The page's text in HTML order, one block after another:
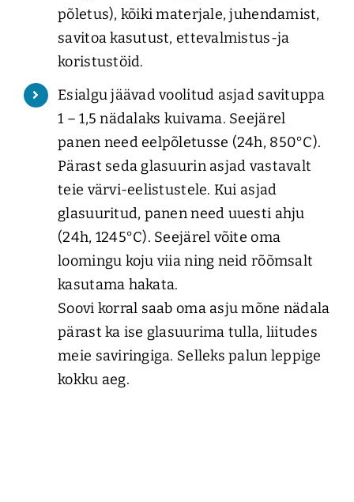
põletus), kõiki materjale, juhendamist,
savitoa kasutust, ettevalmistus-ja
koristustöid.
Esialgu jäävad voolitud asjad savituppa
1 – 1,5 nädalaks kuivama. Seejärel
panen need eelpõletusse (24h, 850°C).
Pärast seda glasuurin asjad vastavalt
teie värvi-eelistustele. Kui asjad
glasuuritud, panen need uuesti ahju
(24h, 1245°C). Seejärel võite oma
loomingu koju viia ning neid rõõmsalt
kasutama hakata.
Soovi korral saab oma asju mõne nädala
pärast ka ise glasuurima tulla, liitudes
meie saviringiga. Selleks palun leppige
kokku aeg.